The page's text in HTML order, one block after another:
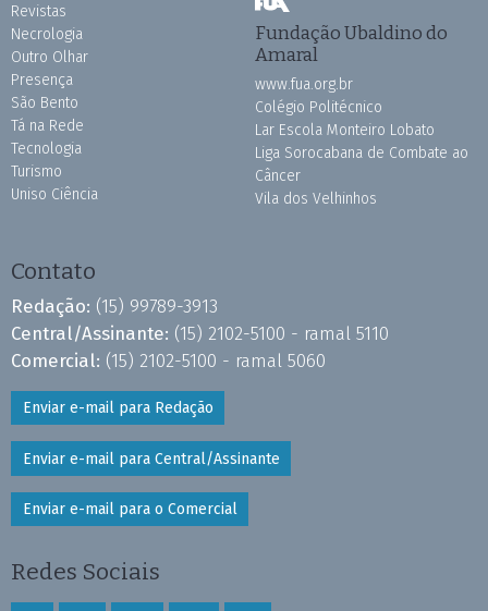
Revistas
Necrologia
Outro Olhar
Presença
São Bento
Tá na Rede
Tecnologia
Turismo
Uniso Ciência
Fundação Ubaldino do
Amaral
www.fua.org.br
Colégio Politécnico
Lar Escola Monteiro Lobato
Liga Sorocabana de Combate ao
Câncer
Vila dos Velhinhos
Contato
Redação: (15) 99789-3913
Central/Assinante: (15) 2102-5100 - ramal 5110
Comercial: (15) 2102-5100 - ramal 5060
Enviar e-mail para Redação
Enviar e-mail para Central/Assinante
Enviar e-mail para o Comercial
Redes Sociais